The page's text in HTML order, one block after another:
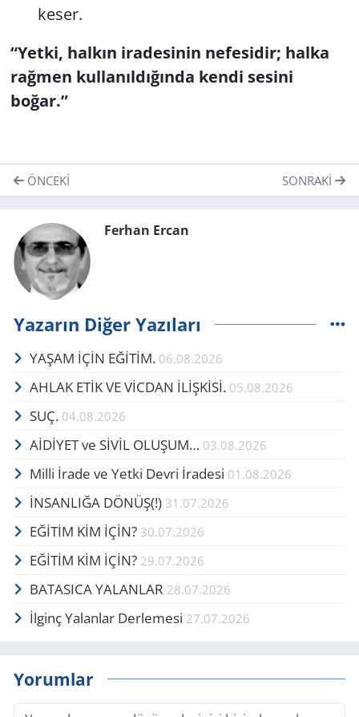
keser.
“Yetki, halkın iradesinin nefesidir; halka
rağmen kullanıldığında kendi sesini
boğar.”
ÖNCEKI SONRAKI
Ferhan Ercan
Yazarın Diğer Yazıları
YAŞAM İÇİN EĞİTİM. 06.08.2026
AHLAK ETİK VE VİCDAN İLİŞKİSİ. 05.08.2026
SUÇ. 04.08.2026
AİDİYET ve SİVİL OLUŞUM… 03.08.2026
Milli İrade ve Yetki Devri İradesi 01.08.2026
İNSANLIĞA DÖNÜŞ(!) 31.07.2026
EĞİTİM KİM İÇİN? 30.07.2026
EĞİTİM KİM İÇİN? 29.07.2026
BATASICA YALANLAR 28.07.2026
İlginç Yalanlar Derlemesi 27.07.2026
Yorumlar